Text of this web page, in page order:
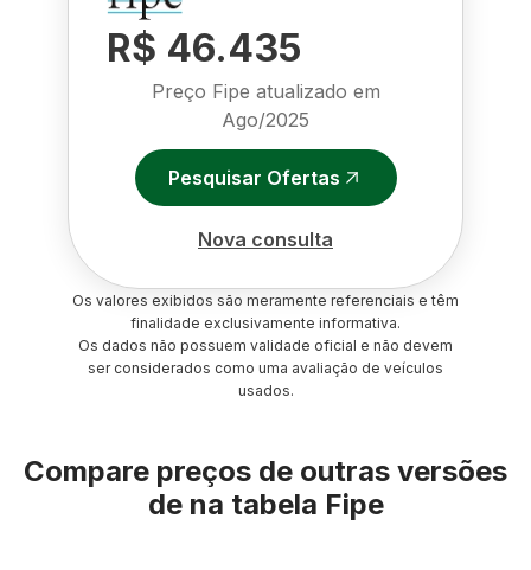
R$ 46.435
Preço Fipe atualizado em
Ago/2025
Pesquisar Ofertas
Nova consulta
Os valores exibidos são meramente referenciais e têm
finalidade exclusivamente informativa.
Os dados não possuem validade oficial e não devem
ser considerados como uma avaliação de veículos
usados.
Compare preços de outras versões
de na tabela Fipe